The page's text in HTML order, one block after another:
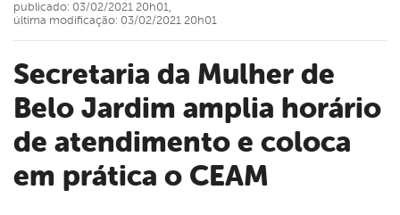
Secretaria da Mulher de
Belo Jardim amplia horário
de atendimento e coloca
em prática o CEAM
publicado: 03/02/2021 20h01,
última modificação: 03/02/2021 20h01